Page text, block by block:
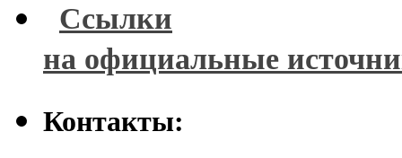
Ссылки
на официальные
Контакты: